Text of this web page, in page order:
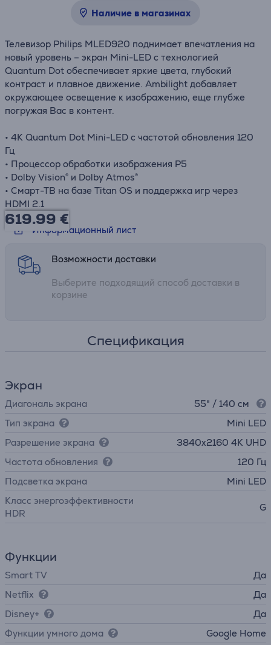
Наличие в магазинах
Телевизор Philips MLED920 поднимает впечатления на
новый уровень – экран Mini-LED с технологией
Quantum Dot обеспечивает яркие цвета, глубокий
контраст и плавное движение. Ambilight добавляет
окружающее освещение к изображению, еще глубже
погружая Вас в контент.
• 4K Quantum Dot Mini-LED с частотой обновления 120
Гц
• Процессор обработки изображения P5
• Dolby Vision® и Dolby Atmos®
• Смарт-ТВ на базе Titan OS и поддержка игр через
HDMI 2.1
619.99 €
Информационный лист
Возможности доставки
Выберите подходящий способ доставки в
корзине
Спецификация
Экран
Диагональ экрана
55" / 140 см
Тип экрана
Mini LED
Разрешение экрана
3840х2160 4K UHD
Частота обновления
120 Гц
Подсветка экрана
Mini LED
Класс энергоэффективности
HDR
G
Функции
Smart TV
Да
Netflix
Да
Disney+
Да
Функции умного дома
Google Home